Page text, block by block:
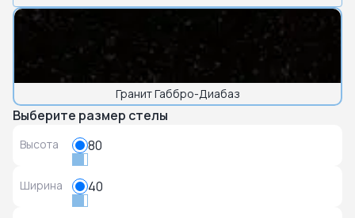
Гранит Габбро-Диабаз
Выберите размер стелы
Высота 80
Ширина 40